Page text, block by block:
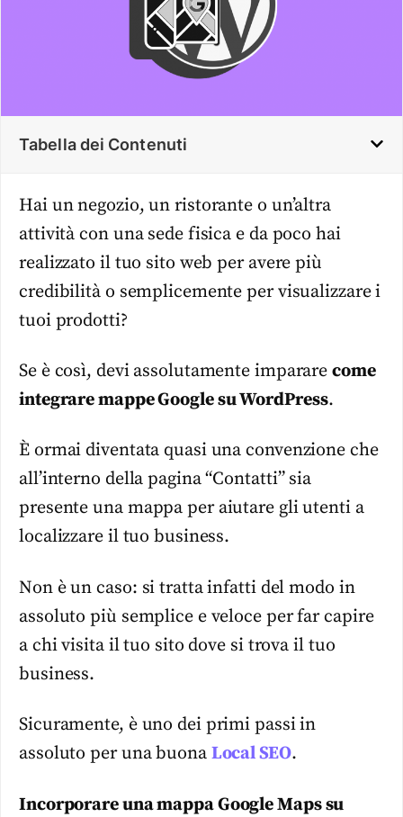
Tabella dei Contenuti
Hai un negozio, un ristorante o un’altra
attività con una sede fisica e da poco hai
realizzato il tuo sito web per avere più
credibilità o semplicemente per visualizzare i
tuoi prodotti?
Se è così, devi assolutamente impararecome
integrare mappe Google su WordPress.
È ormai diventata quasi una convenzione che
all’interno della pagina “Contatti” sia
presente una mappa per aiutare gli utenti a
localizzare il tuo business.
Non è un caso: si tratta infatti del modo in
assoluto più semplice e veloce per far capire
a chi visita il tuo sito dove si trova il tuo
business.
Sicuramente, è uno dei primi passi in
assoluto per una buona Local SEO.
Incorporare una mappa Google Maps su